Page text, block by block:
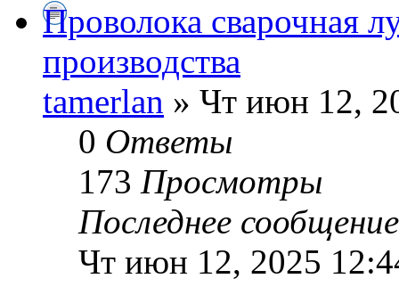
Проволока сварочная
производства
tamerlan » Чт июн 12,
0 Ответы
173 Просмотры
Последнее
Чт июн 12, 2025